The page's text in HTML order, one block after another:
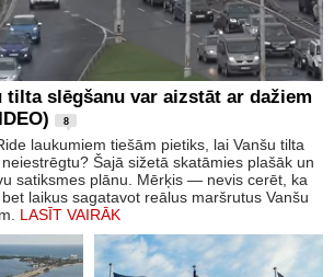
tilta slēgšanu var aizstāt ar dažiem
8
laukumiem tiešām pietiks, lai Vanšu tilta
Šajā sižetā skatāmies plašāk un
satiksmes plānu. Mērķis — nevis cerēt, ka
laikus sagatavot reālus maršrutus Vanšu
LASĪT VAIRĀK